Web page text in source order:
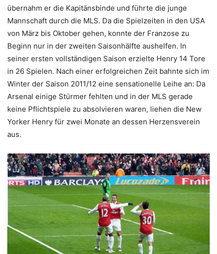
übernahm er die Kapitänsbinde und führte die junge
Mannschaft durch die MLS. Da die Spielzeiten in den USA
von März bis Oktober gehen, konnte der Franzose zu
Beginn nur in der zweiten Saisonhälfte aushelfen. In
seiner ersten vollständigen Saison erzielte Henry 14 Tore
in 26 Spielen. Nach einer erfolgreichen Zeit bahnte sich im
Winter der Saison 2011/12 eine sensationelle Leihe an: Da
Arsenal einige Stürmer fehlten und in der MLS gerade
keine Pflichtspiele zu absolvieren waren, liehen die New
Yorker Henry für zwei Monate an dessen Herzensverein
aus.